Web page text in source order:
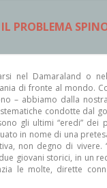
PROBLEMA
nel Damaraland o
di fronte al mondo.
– abbiamo dalla
condotte dal
gli ultimi “eredi” dei
in nome di una
non degno di vivere.
giovani storici, in un
le molte, dirette